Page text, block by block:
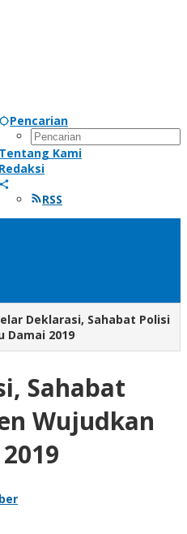
Pencarian
Tentang Kami
Redaksi
RSS
Deklarasi, Sahabat Polisi
Damai 2019
Sahabat
Wujudkan